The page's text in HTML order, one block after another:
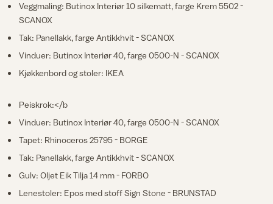
Veggmaling: Butinox Interiør 10 silkematt, farge Krem 5502 -
SCANOX
Tak: Panellakk, farge Antikkhvit - SCANOX
Vinduer: Butinox Interiør 40, farge 0500-N - SCANOX
Kjøkkenbord og stoler: IKEA
Peiskrok:</b
Vinduer: Butinox Interiør 40, farge 0500-N - SCANOX
Tapet: Rhinoceros 25795 - BORGE
Tak: Panellakk, farge Antikkhvit - SCANOX
Gulv: Oljet Eik Tilja 14 mm - FORBO
Lenestoler: Epos med stoff Sign Stone - BRUNSTAD